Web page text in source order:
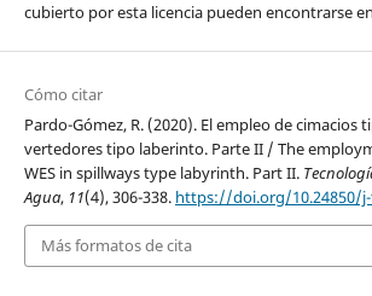
cubierto por esta licencia pueden encontrarse en
Cómo citar
Pardo-Gómez, R. (2020). El empleo de cimacios
vertedores tipo laberinto. Parte II / The
WES in spillways type labyrinth. Part II.
Agua, 11(4), 306-338. https://doi.org/10.24850/j-
Más formatos de cita